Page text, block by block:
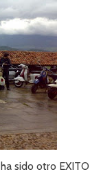
sido otro EXITO